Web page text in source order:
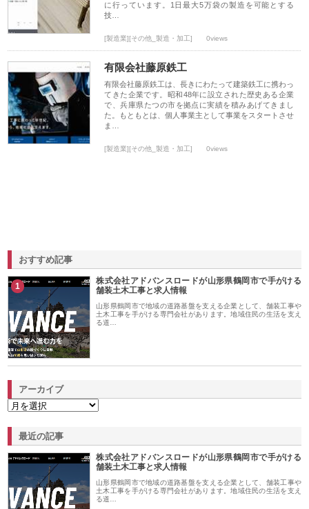
に行っています。1日最大5万袋の製造を可能とする
技…
[製造業][その他_製造・加工] 0views
有限会社藤原鉄工
有限会社藤原鉄工は、長きにわたって建築鉄工に携わっ
てきた企業です。昭和48年に設立された歴史ある企業
で、兵庫県たつの市を拠点に実績を積みあげてきまし
た。もともとは、個人事業主として事業をスタートさせ
ま…
[製造業][その他_製造・加工] 0views
おすすめ記事
1
株式会社アドバンスロードが山形県鶴岡市で手がける
舗装土木工事と求人情報
山形県鶴岡市で地域の道路基盤を支える企業として、舗装工事や
土木工事を手がける専門会社があります。地域住民の生活を支え
る道…
アーカイブ
最近の記事
株式会社アドバンスロードが山形県鶴岡市で手がける
舗装土木工事と求人情報
山形県鶴岡市で地域の道路基盤を支える企業として、舗装工事や
土木工事を手がける専門会社があります。地域住民の生活を支え
る道…